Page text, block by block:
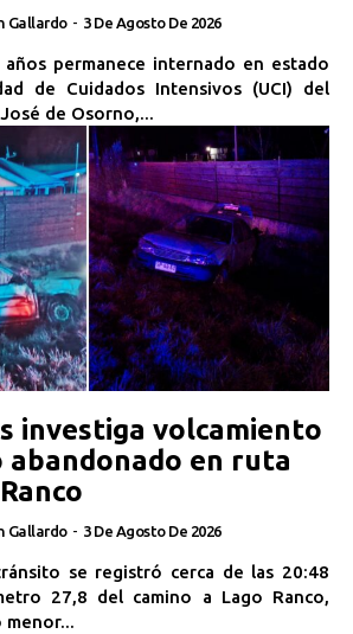
Gallardo - 3 De Agosto De 2026
permanece internado en estado
de Cuidados Intensivos (UCI) del
de Osorno,...
investiga volcamiento
abandonado en ruta
Gallardo - 3 De Agosto De 2026
se registró cerca de las 20:48
27,8 del camino a Lago Ranco,
menor...